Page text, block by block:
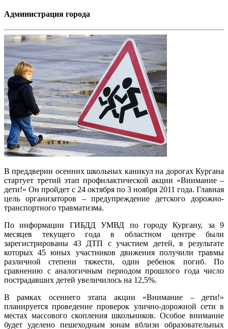
Администрация города
В преддверии осенних школьных каникул на дорогах Кургана
стартует третий этап профилактической акции «Внимание –
дети!» Он пройдет с 24 октября по 3 ноября 2011 года. Главная
цель организаторов – предупреждение детского дорожно-
транспортного травматизма.
По информации ГИБДД УМВД по городу Кургану, за 9
месяцев текущего года в областном центре были
зарегистрированы 43 ДТП с участием детей, в результате
которых 45 юных участников движения получили травмы
различной степени тяжести, один ребенок погиб. По
сравнению с аналогичным периодом прошлого года число
пострадавших детей увеличилось на 12,5%.
В рамках осеннего этапа акции «Внимание – дети!»
планируется проведение проверок улично-дорожной сети в
местах массового скопления школьников. Особое внимание
будет уделено пешеходным зонам вблизи образовательных